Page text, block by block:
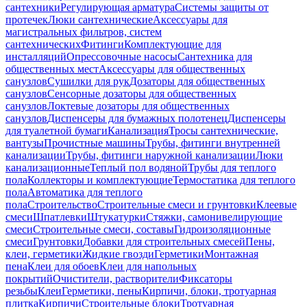
сантехникиРегулирующая арматураСистемы защиты от
протечекЛюки сантехническиеАксессуары для
магистральных фильтров, систем
сантехническихФитингиКомплектующие для
инсталляцийОпрессовочные насосыСантехника для
общественных местАксессуары для общественных
санузловСушилки для рукДозаторы для общественных
санузловСенсорные дозаторы для общественных
санузловЛоктевые дозаторы для общественных
санузловДиспенсеры для бумажных полотенецДиспенсеры
для туалетной бумагиКанализацияТросы сантехнические,
вантузыПрочистные машиныТрубы, фитинги внутренней
канализацииТрубы, фитинги наружной канализацииЛюки
канализационныеТеплый пол водянойТрубы для теплого
полаКоллекторы и комплектующиеТермостатика для теплого
полаАвтоматика для теплого
полаСтроительствоСтроительные смеси и грунтовкиКлеевые
смесиШпатлевкиШтукатуркиСтяжки, самонивелирующие
смесиСтроительные смеси, составыГидроизоляционные
смесиГрунтовкиДобавки для строительных смесейПены,
клеи, герметикиЖидкие гвоздиГерметикиМонтажная
пенаКлеи для обоевКлеи для напольных
покрытийОчистители, растворителиФиксаторы
резьбыКлеиГерметики, пеныКирпичи, блоки, тротуарная
плиткаКирпичиСтроительные блокиТротуарная